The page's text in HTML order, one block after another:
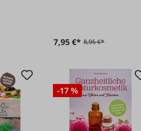
7,95 €* 8,95 €*
-17 %